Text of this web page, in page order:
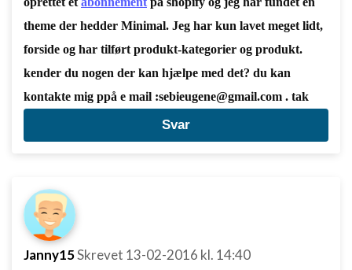
theme der hedder Minimal. Jeg har kun lavet meget lidt,
forside og har tilført produkt-kategorier og produkt.
kender du nogen der kan hjælpe med det? du kan
kontakte mig ppå e mail :sebieugene@gmail.com . tak
Svar
Janny15Skrevet 13-02-2016 kl. 14:40